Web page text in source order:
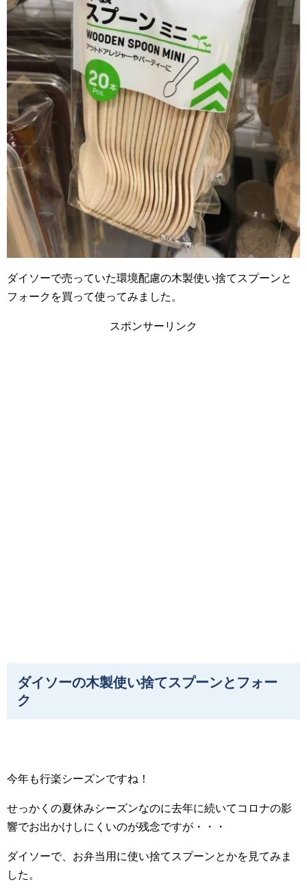
ダイソーで売っていた環境配慮の木製使い捨てスプーンと
フォークを買って使ってみました。
スポンサーリンク
ダイソーの木製使い捨てスプーンとフォー
ク
今年も行楽シーズンですね！
せっかくの夏休みシーズンなのに去年に続いてコロナの影
響でお出かけしにくいのが残念ですが・・・
ダイソーで、お弁当用に使い捨てスプーンとかを見てみま
した。